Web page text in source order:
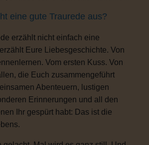
eine gute Traurede aus?
erzählt nicht einfach eine
Eure Liebesgeschichte. Von
Vom ersten Kuss. Von
die Euch zusammengeführt
Abenteuern, lustigen
Erinnerungen und all den
Ihr gespürt habt: Das ist die